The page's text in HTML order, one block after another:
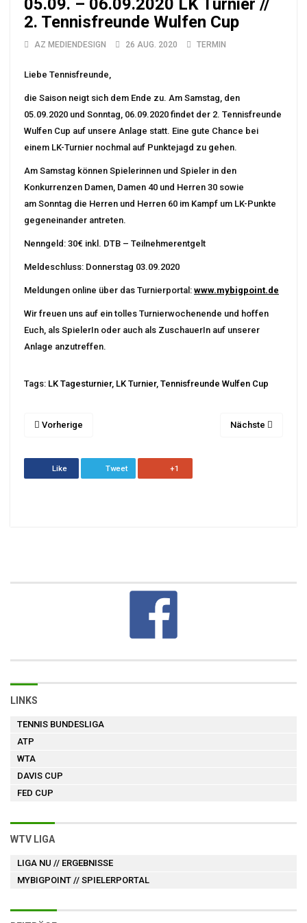
05.09. – 06.09.2020 LK Turnier //
2. Tennisfreunde Wulfen Cup
AZ MEDIENDESIGN 26 AUG. 2020 TERMIN
Liebe Tennisfreunde,
die Saison neigt sich dem Ende zu. Am Samstag, den
05.09.2020 und Sonntag, 06.09.2020 findet der 2. Tennisfreunde
Wulfen Cup auf unsere Anlage statt. Eine gute Chance bei
einem LK-Turnier nochmal auf Punktejagd zu gehen.
Am Samstag können Spielerinnen und Spieler in den
Konkurrenzen Damen, Damen 40 und Herren 30 sowie
am Sonntag die Herren und Herren 60 im Kampf um LK-Punkte
gegeneinander antreten.
Nenngeld: 30€ inkl. DTB – Teilnehmerentgelt
Meldeschluss: Donnerstag 03.09.2020
Meldungen online über das Turnierportal: www.mybigpoint.de
Wir freuen uns auf ein tolles Turnierwochenende und hoffen
Euch, als SpielerIn oder auch als ZuschauerIn auf unserer
Anlage anzutreffen.
Tags: LK Tagesturnier, LK Turnier, Tennisfreunde Wulfen Cup
Vorherige Nächste
Like Tweet +1
LINKS
TENNIS BUNDESLIGA
ATP
WTA
DAVIS CUP
FED CUP
WTV LIGA
LIGA NU // ERGEBNISSE
MYBIGPOINT // SPIELERPORTAL